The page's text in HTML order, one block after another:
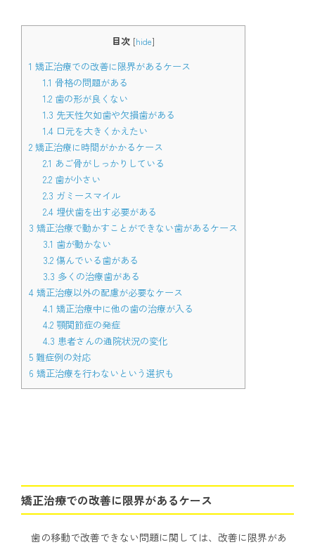
目次 [hide]
1 矯正治療での改善に限界があるケース
1.1 骨格の問題がある
1.2歯の形が良くない
1.3 先天性欠如歯や欠損歯がある
1.4口元を大きくかえたい
2 矯正治療に時間がかかるケース
2.1 あご骨がしっかりしている
2.2歯が小さい
2.3 ガミースマイル
2.4埋伏歯を出す必要がある
3 矯正治療で動かすことができない歯があるケース
3.1 歯が動かない
3.2傷んでいる歯がある
3.3 多くの治療歯がある
4 矯正治療以外の配慮が必要なケース
4.1 矯正治療中に他の歯の治療が入る
4.2顎関節症の発症
4.3 患者さんの通院状況の変化
5 難症例の対応
6 矯正治療を行わないという選択も
矯正治療での改善に限界があるケース
歯の移動で改善できない問題に関しては、改善に限界があ